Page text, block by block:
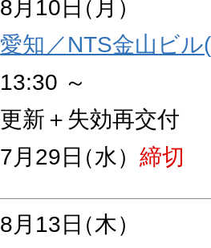
8月10日（月）
愛知／NTS金山ビ
13:30 ～
更新＋失効再交付
7月29日（水） 締切
8月13日（木）